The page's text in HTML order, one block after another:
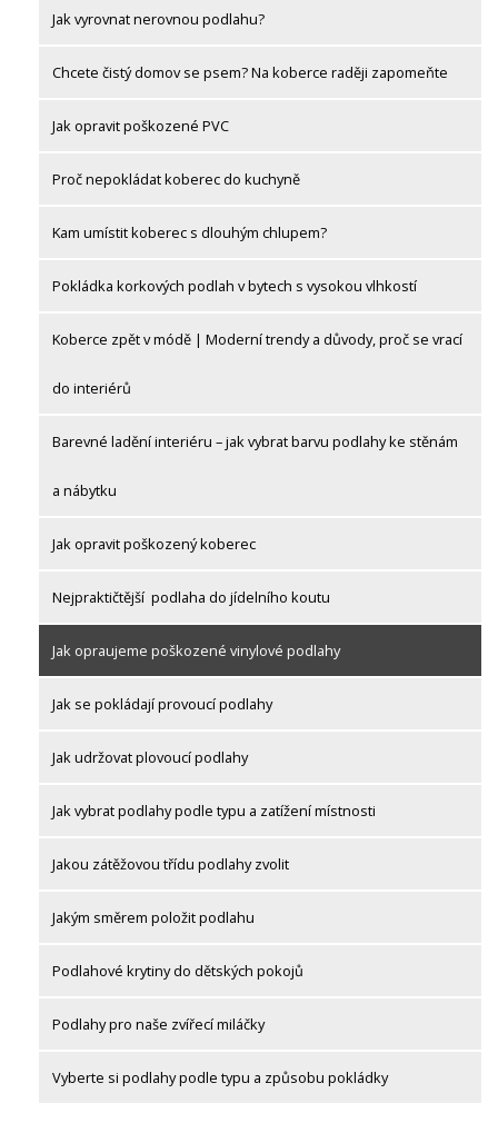
Jak vyrovnat nerovnou podlahu?
Chcete čistý domov se psem? Na koberce raději zapomeňte
Jak opravit poškozené PVC
Proč nepokládat koberec do kuchyně
Kam umístit koberec s dlouhým chlupem?
Pokládka korkových podlah v bytech s vysokou vlhkostí
Koberce zpět v módě | Moderní trendy a důvody, proč se vrací
do interiérů
Barevné ladění interiéru – jak vybrat barvu podlahy ke stěnám
a nábytku
Jak opravit poškozený koberec
Nejpraktičtější podlaha do jídelního koutu
Jak opraujeme poškozené vinylové podlahy
Jak se pokládají provoucí podlahy
Jak udržovat plovoucí podlahy
Jak vybrat podlahy podle typu a zatížení místnosti
Jakou zátěžovou třídu podlahy zvolit
Jakým směrem položit podlahu
Podlahové krytiny do dětských pokojů
Podlahy pro naše zvířecí miláčky
Vyberte si podlahy podle typu a způsobu pokládky